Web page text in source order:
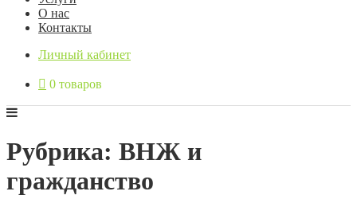
О нас
Контакты
Личный кабинет
0 товаров
Рубрика: ВНЖ и
гражданство